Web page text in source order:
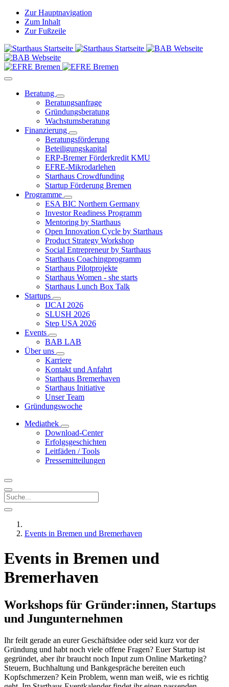
Zur Hauptnavigation
Zum Inhalt
Zur Fußzeile
Beratung
Beratungsanfrage
Gründungsberatung
Wachstumsberatung
Finanzierung
Beratungsförderung
Beteiligungskapital
ERP-Bremer Förderkredit KMU
EFRE-Mikrodarlehen
Starthaus Crowdfunding
Startup Förderung Bremen
Programme
ESA BIC Northern Germany
Investor Readiness Programm
Mentoring by Starthaus
Open Innovation Cycle by Starthaus
Product Strategy Workshop
Social Entrepreneur by Starthaus
Starthaus Coachingprogramm
Starthaus Pilotprojekte
Starthaus Women - she starts
Starthaus Lunch Box Talk
Startups
IJCAI 2026
SLUSH 2026
Step USA 2026
Events
BAB LAB
Über uns
Karriere
Kontakt und Anfahrt
Starthaus Bremerhaven
Starthaus Initiative
Unser Team
Gründungswoche
Mediathek
Download-Center
Erfolgsgeschichten
Leitfäden / Tools
Pressemitteilungen
Events in Bremen und Bremerhaven
Events in Bremen und
Bremerhaven
Workshops für Gründer:innen, Startups
und Jungunternehmen
Ihr feilt gerade an eurer Geschäftsidee oder seid kurz vor der
Gründung und habt noch viele offene Fragen? Euer Startup ist
gegründet, aber ihr braucht noch Input zum Online Marketing?
Steuern, Buchhaltung und Bankgespräche bereiten euch
Kopfschmerzen? Kein Problem, wenn man weiß, wie es richtig